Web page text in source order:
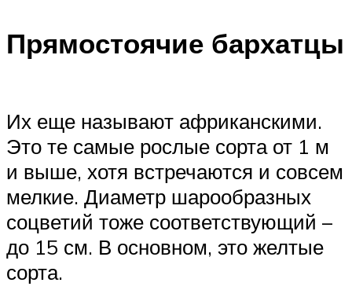
Прямостоячие бархатцы
Их еще называют африканскими.
Это те самые рослые сорта от 1 м
и выше, хотя встречаются и совсем
мелкие. Диаметр шарообразных
соцветий тоже соответствующий –
до 15 см. В основном, это желтые
сорта.